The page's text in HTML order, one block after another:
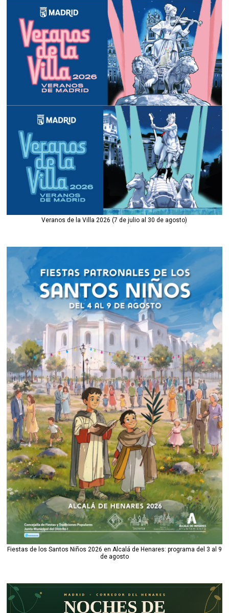
Veranos de la Villa 2026 (7 de julio al 30 de agosto)
Fiestas de los Santos Niños 2026 en Alcalá de Henares: programa del 3 al 9
de agosto